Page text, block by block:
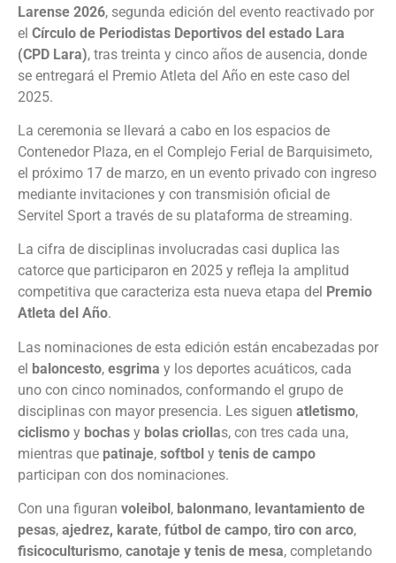
Larense 2026, segunda edición del evento reactivado por
el Círculo de Periodistas Deportivos del estado Lara
(CPD Lara), tras treinta y cinco años de ausencia, donde
se entregará el Premio Atleta del Año en este caso del
2025.
La ceremonia se llevará a cabo en los espacios de
Contenedor Plaza, en el Complejo Ferial de Barquisimeto,
el próximo 17 de marzo, en un evento privado con ingreso
mediante invitaciones y con transmisión oficial de
Servitel Sport a través de su plataforma de streaming.
La cifra de disciplinas involucradas casi duplica las
catorce que participaron en 2025 y refleja la amplitud
competitiva que caracteriza esta nueva etapa del Premio
Atleta del Año.
Las nominaciones de esta edición están encabezadas por
el baloncesto, esgrima y los deportes acuáticos, cada
uno con cinco nominados, conformando el grupo de
disciplinas con mayor presencia. Les siguen atletismo,
ciclismo y bochas y bolas criollas, con tres cada una,
mientras que patinaje, softbol y tenis de campo
participan con dos nominaciones.
Con una figuran voleibol, balonmano, levantamiento de
pesas, ajedrez, karate, fútbol de campo, tiro con arco,
fisicoculturismo, canotaje y tenis de mesa, completando